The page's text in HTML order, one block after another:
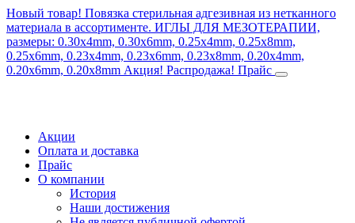
Новый товар! Повязка стерильная адгезивная из нетканного
материала в ассортименте. ИГЛЫ ДЛЯ МЕЗОТЕРАПИИ,
размеры: 0.30x4mm, 0.30x6mm, 0.25x4mm, 0.25x8mm,
0.25x6mm, 0.23x4mm, 0.23x6mm, 0.23x8mm, 0.20x4mm,
0.20x6mm, 0.20x8mm Акция! Распродажа! Прайс
Акции
Оплата и доставка
Прайс
О компании
История
Наши достижения